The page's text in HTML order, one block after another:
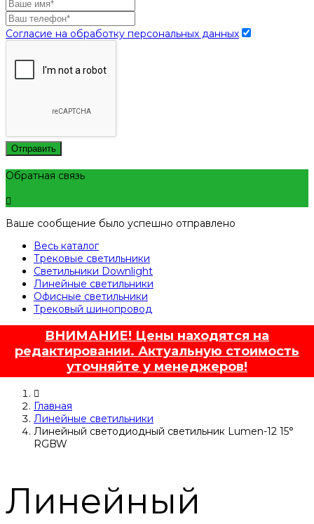
Согласие на обработку персональных данных
Отправить
Обратная связь
Ваше сообщение было успешно отправлено
Весь каталог
Трековые светильники
Светильники Downlight
Линейные светильники
Офисные светильники
Трековый шинопровод
ВНИМАНИЕ! Цены находятся на
редактировании. Актуальную стоимость
уточняйте у менеджеров!
Главная
Линейные светильники
Линейный светодиодный светильник Lumen-12 15°
RGBW
Линейный